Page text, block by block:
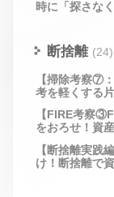
時に「探さな
断捨離 (24)
【掃除考察⑦
考を軽くする
【FIRE考察
をおろせ！資
【断捨離実践
け！断捨離で